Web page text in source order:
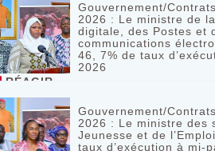
Gouvernement/
2026 : Le ministre de
digitale, des Postes et
communications
46, 7% de taux
2026
RÉAGIR
Gouvernement/
2026 : Le ministre des
Jeunesse et de
taux d’exécution à mi-